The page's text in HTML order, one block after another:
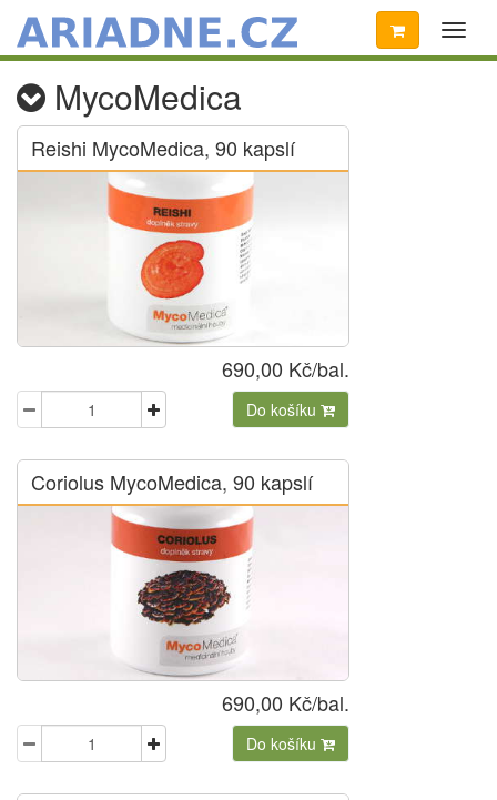
MycoMedica
Reishi MycoMedica, 90 kapslí
690,00 Kč/bal.
Do košíku
Coriolus MycoMedica, 90 kapslí
690,00 Kč/bal.
Do košíku